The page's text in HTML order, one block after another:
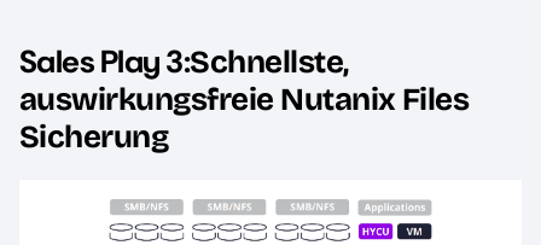
Sales Play 3:Schnellste,
auswirkungsfreie Nutanix Files
Sicherung